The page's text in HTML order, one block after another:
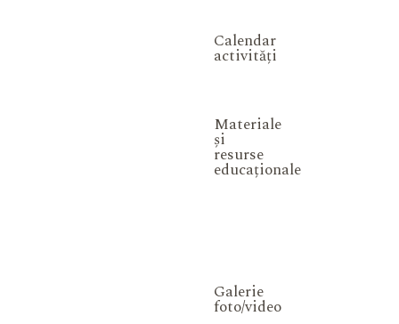
Calendar
activități
Materiale
și
resurse
educaționale
Galerie
foto/video